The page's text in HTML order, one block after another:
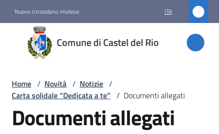
Nuovo circondario imolese ITA
Comune di Castel del Rio
Comune
di
Castel
Amministrazione
Home / Novità / Notizie /
Carta solidale “Dedicata a te” / Documenti allegati
Documenti allegati